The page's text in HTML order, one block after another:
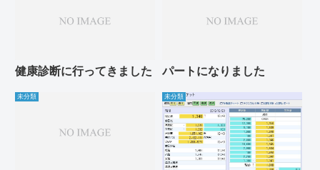
健康診断に行ってきました パートになりました
未分類 未分類